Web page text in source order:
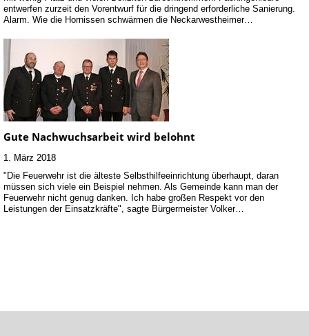
entwerfen zurzeit den Vorentwurf für die dringend erforderliche Sanierung.
Alarm. Wie die Hornissen schwärmen die Neckarwestheimer…
Gute Nachwuchsarbeit wird belohnt
1. März 2018
"Die Feuerwehr ist die älteste Selbsthilfeeinrichtung überhaupt, daran
müssen sich viele ein Beispiel nehmen. Als Gemeinde kann man der
Feuerwehr nicht genug danken. Ich habe großen Respekt vor den
Leistungen der Einsatzkräfte", sagte Bürgermeister Volker…